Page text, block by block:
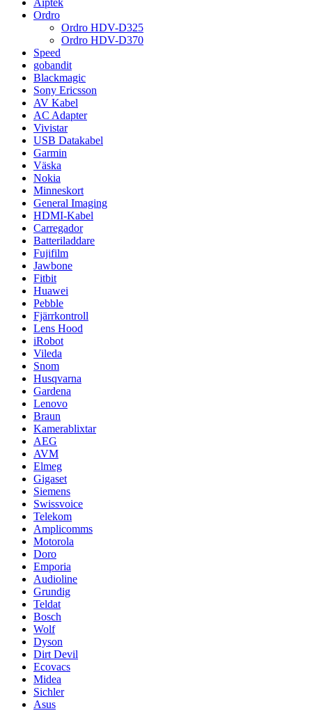
Aiptek
Ordro
Ordro HDV-D325
Ordro HDV-D370
Speed
gobandit
Blackmagic
Sony Ericsson
AV Kabel
AC Adapter
Vivistar
USB Datakabel
Garmin
Väska
Nokia
Minneskort
General Imaging
HDMI-Kabel
Carregador
Batteriladdare
Fujifilm
Jawbone
Fitbit
Huawei
Pebble
Fjärrkontroll
Lens Hood
iRobot
Vileda
Snom
Husqvarna
Gardena
Lenovo
Braun
Kamerablixtar
AEG
AVM
Elmeg
Gigaset
Siemens
Swissvoice
Telekom
Amplicomms
Motorola
Doro
Emporia
Audioline
Grundig
Teldat
Bosch
Wolf
Dyson
Dirt Devil
Ecovacs
Midea
Sichler
Asus